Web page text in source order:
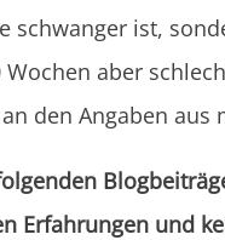
schwanger ist,
aber
den Angaben
Erfahrungen und